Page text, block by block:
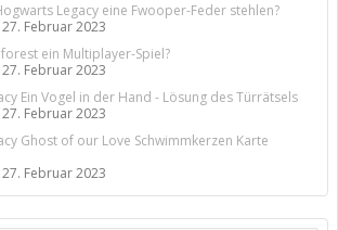
Legacy eine Fwooper-Feder stehlen?
27. Februar 2023
ein Multiplayer-Spiel?
27. Februar 2023
Ein Vogel in der Hand - Lösung des Türrätsels
27. Februar 2023
Ghost of our Love Schwimmkerzen Karte
27. Februar 2023